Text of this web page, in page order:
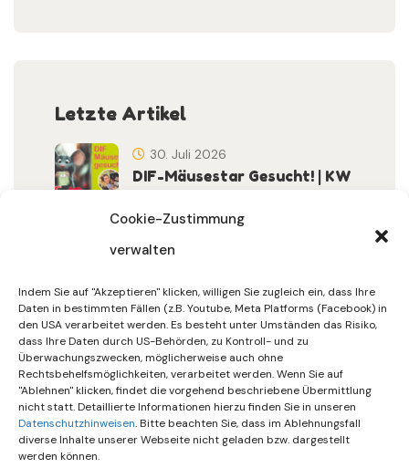
Cookie-Zustimmung
verwalten
Indem Sie auf "Akzeptieren" klicken, willigen Sie zugleich ein, dass Ihre
Daten in bestimmten Fällen (z.B. Youtube, Meta Platforms (Facebook) in
den USA verarbeitet werden. Es besteht unter Umständen das Risiko,
dass Ihre Daten durch US-Behörden, zu Kontroll- und zu
Überwachungszwecken, möglicherweise auch ohne
Rechtsbehelfsmöglichkeiten, verarbeitet werden. Wenn Sie auf
"Ablehnen" klicken, findet die vorgehend beschriebene Übermittlung
nicht statt. Detaillierte Informationen hierzu finden Sie in unseren
Datenschutzhinweisen. Bitte beachten Sie, dass im Ablehnungsfall
diverse Inhalte unserer Webseite nicht geladen bzw. dargestellt
werden können.
Letzte Artikel
DIF-Mäusestar Gesucht! | KW
30. Juli 2026
Sommerferien | KW 31/…
30. Juli 2026
Gemeinsames Friedensgebet
Setzt Zeichen …
15. Juli 2026